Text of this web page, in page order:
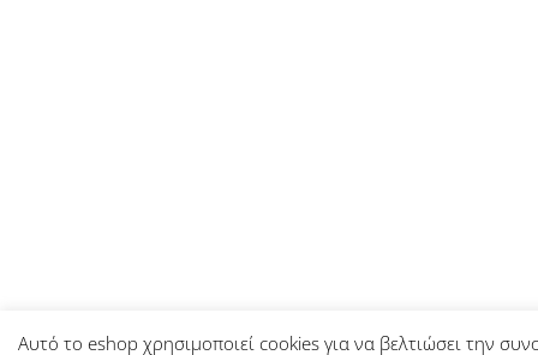
Αυτό το eshop χρησιμοποιεί cookies για να βελτιώσει την